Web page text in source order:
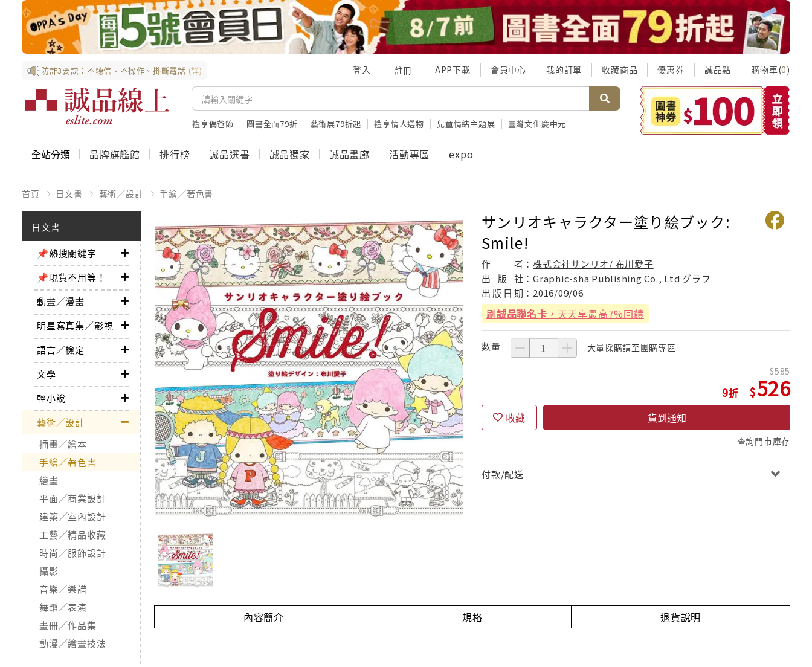
防詐3要訣：不聽信、不操作、掛斷電話 (詳) 登入 註冊 APP下載 會員中心 我的訂單 收藏商品 優惠券 誠品點 購物車(0)
禮享偶爸節 圖書全面79折 藝術展79折起 禮享情人選物 兒童情緒主題展 臺灣文化慶中元
全站分類 品牌旗艦館 排行榜 誠品選書 誠品獨家 誠品畫廊 活動專區 expo
首頁 日文書 藝術／設計 手繪／著色書
日文書
📌熱搜關鍵字
📌現貨不用等！
動畫／漫畫
明星寫真集／影視
語言／檢定
文學
輕小說
藝術／設計
插畫／繪本
手繪／著色書
繪畫
平面／商業設計
建築／室內設計
工藝／精品收藏
時尚／服飾設計
攝影
音樂／樂譜
舞蹈／表演
畫冊／作品集
動漫／繪畫技法
サンリオキャラクター塗り絵ブック:
Smile!
作 者：株式会社サンリオ/ 布川愛子
出
版 社：Graphic-sha Publishing Co., Ltd グラフ
出 版 日 期： 2016/09/06
刷誠品聯名卡 ，天天享最高7%回饋
數量 大量採購請至團購專區
9
585
526
收藏 貨到通知
查詢門市庫存
付款/配送
內容簡介 規格 退貨說明